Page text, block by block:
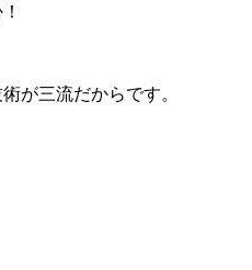
が三流だからです。